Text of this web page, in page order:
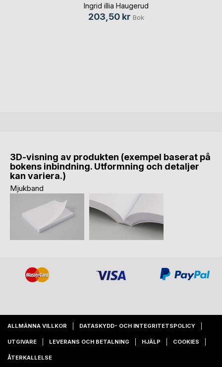
Ingrid illia Haugerud
203,50 kr Bok
3D-visning av produkten (exempel baserat på
bokens inbindning. Utformning och detaljer
kan variera.)
Mjukband
ALLMÄNNA VILLKOR DATASKYDD- OCH INTEGRITETSPOLICY
UTGIVARE LEVERANS OCH BETALNING HJÄLP COOKIES
ÅTERKALLELSE